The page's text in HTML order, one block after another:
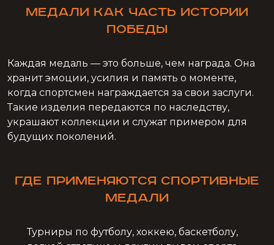
Медали как часть истории
победы
Каждая медаль — это больше, чем награда. Она
хранит эмоции, усилия и память о моменте,
когда спортсмен награждается за свои заслуги.
Такие изделия передаются по наследству,
украшают коллекции и служат примером для
будущих поколений.
Где применяются спортивные
медали
Турниры по футболу, хоккею, баскетболу,